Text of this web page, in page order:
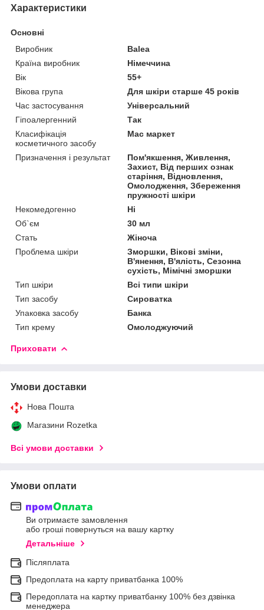
Характеристики
Основні
Виробник
Balea
Країна виробник
Німеччина
Вік
55+
Вікова група
Для шкіри старше 45 років
Час застосування
Універсальний
Гіпоалергенний
Так
Класифікація
косметичного засобу
Мас маркет
Призначення і результат
Пом'якшення, Живлення,
Захист, Від перших ознак
старіння, Відновлення,
Омолодження, Збереження
пружності шкіри
Некомедогенно
Ні
Об`єм
30 мл
Стать
Жіноча
Проблема шкіри
Зморшки, Вікові зміни,
В'янення, В'ялість, Сезонна
сухість, Мімічні зморшки
Тип шкіри
Всі типи шкіри
Тип засобу
Сироватка
Упаковка засобу
Банка
Тип крему
Омолоджуючий
Приховати
Умови доставки
Нова Пошта
Магазини Rozetka
Всі умови доставки
Умови оплати
Ви отримаєте замовлення
або гроші повернуться на вашу картку
Детальніше
Післяплата
Предоплата на карту приватбанка 100%
Передоплата на картку приватбанку 100% без дзвінка
менеджера